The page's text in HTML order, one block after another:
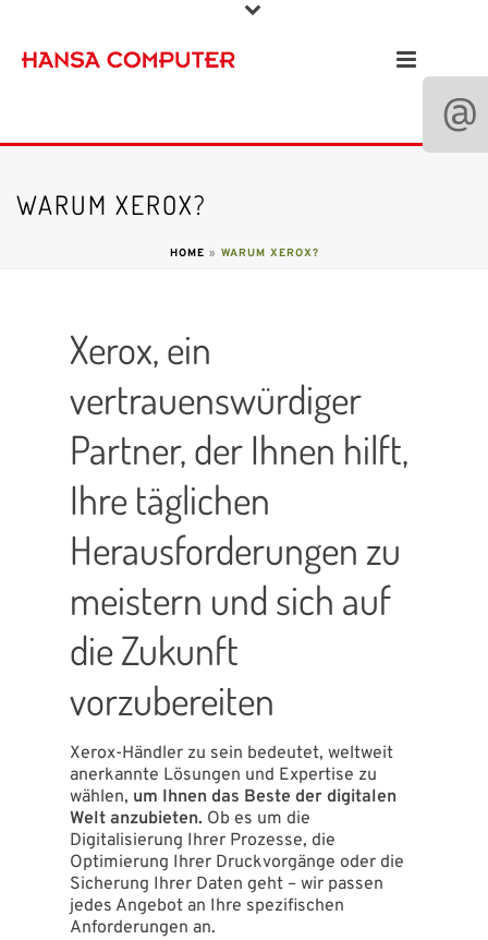
WARUM XEROX?
HOME » WARUM XEROX?
Xerox, ein
vertrauenswürdiger
Partner, der Ihnen hilft,
Ihre täglichen
Herausforderungen zu
meistern und sich auf
die Zukunft
vorzubereiten
Xerox-Händler zu sein bedeutet, weltweit
anerkannte Lösungen und Expertise zu
wählen, um Ihnen das Beste der digitalen
Welt anzubieten. Ob es um die
Digitalisierung Ihrer Prozesse, die
Optimierung Ihrer Druckvorgänge oder die
Sicherung Ihrer Daten geht – wir passen
jedes Angebot an Ihre spezifischen
Anforderungen an.